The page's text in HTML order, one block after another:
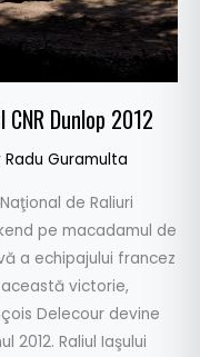
Dunlop 2012
Radu Guramulta
de Raliuri
pe macadamul de
a echipajului francez
această victorie,
Delecour devine
2012. Raliul Iaşului